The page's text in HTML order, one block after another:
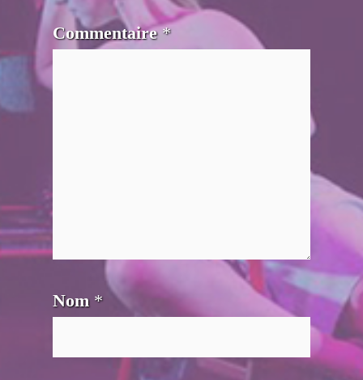
Commentaire*
Nom *